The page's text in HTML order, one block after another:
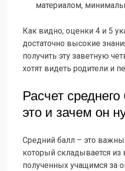
материалом,
Как видно, оценки 4 и 5
достаточно высокие
получить эту заветную
хотят видеть родители и
Расчет
это и зачем он
Средний балл – это
который складывается из
полученных учащимся за